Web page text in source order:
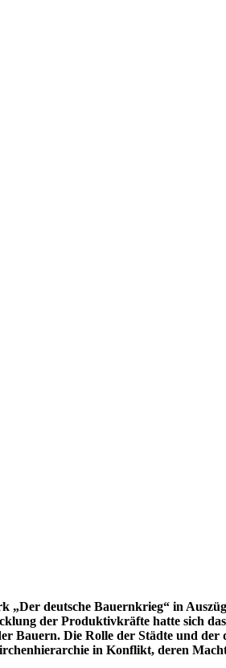
deutsche Bauernkrieg“ in
der Produktivkräfte hatte sich
Bauern. Die Rolle der Städte und
in Konflikt, deren